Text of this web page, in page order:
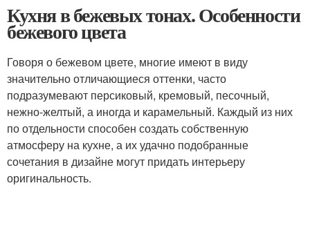
Кухня в бежевых тонах. Особенности
бежевого цвета
Говоря о бежевом цвете, многие имеют в виду
значительно отличающиеся оттенки, часто
подразумевают персиковый, кремовый, песочный,
нежно-желтый, а иногда и карамельный. Каждый из них
по отдельности способен создать собственную
атмосферу на кухне, а их удачно подобранные
сочетания в дизайне могут придать интерьеру
оригинальность.